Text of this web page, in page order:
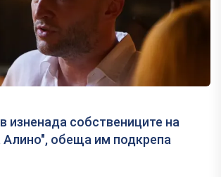
изненада собствениците на
Алино", обеща им подкрепа